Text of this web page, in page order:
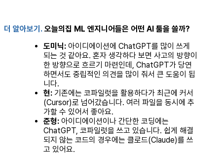
더 알아보기. 오늘의집 ML 엔지니어들은 어떤 AI 툴을 쓸까?
도미닉: 아이디에이션에 ChatGPT를 많이 쓰게
되는 것 같아요. 혼자 생각하다 보면 사고의 방향이
한 방향으로 흐르기 마련인데, ChatGPT가 당연
하면서도 중립적인 의견을 많이 줘서 큰 도움이 됩
니다.
현: 기존에는 코파일럿을 활용하다가 최근에 커서
(Cursor)로 넘어갔습니다. 여러 파일을 동시에 추
가할 수 있어서 좋아요.
준형: 아이디에이션이나 간단한 코딩에는
ChatGPT, 코파일럿을 쓰고 있습니다. 쉽게 해결
되지 않는 코드의 경우에는 클로드(Claude)를 쓰
고 있어요.